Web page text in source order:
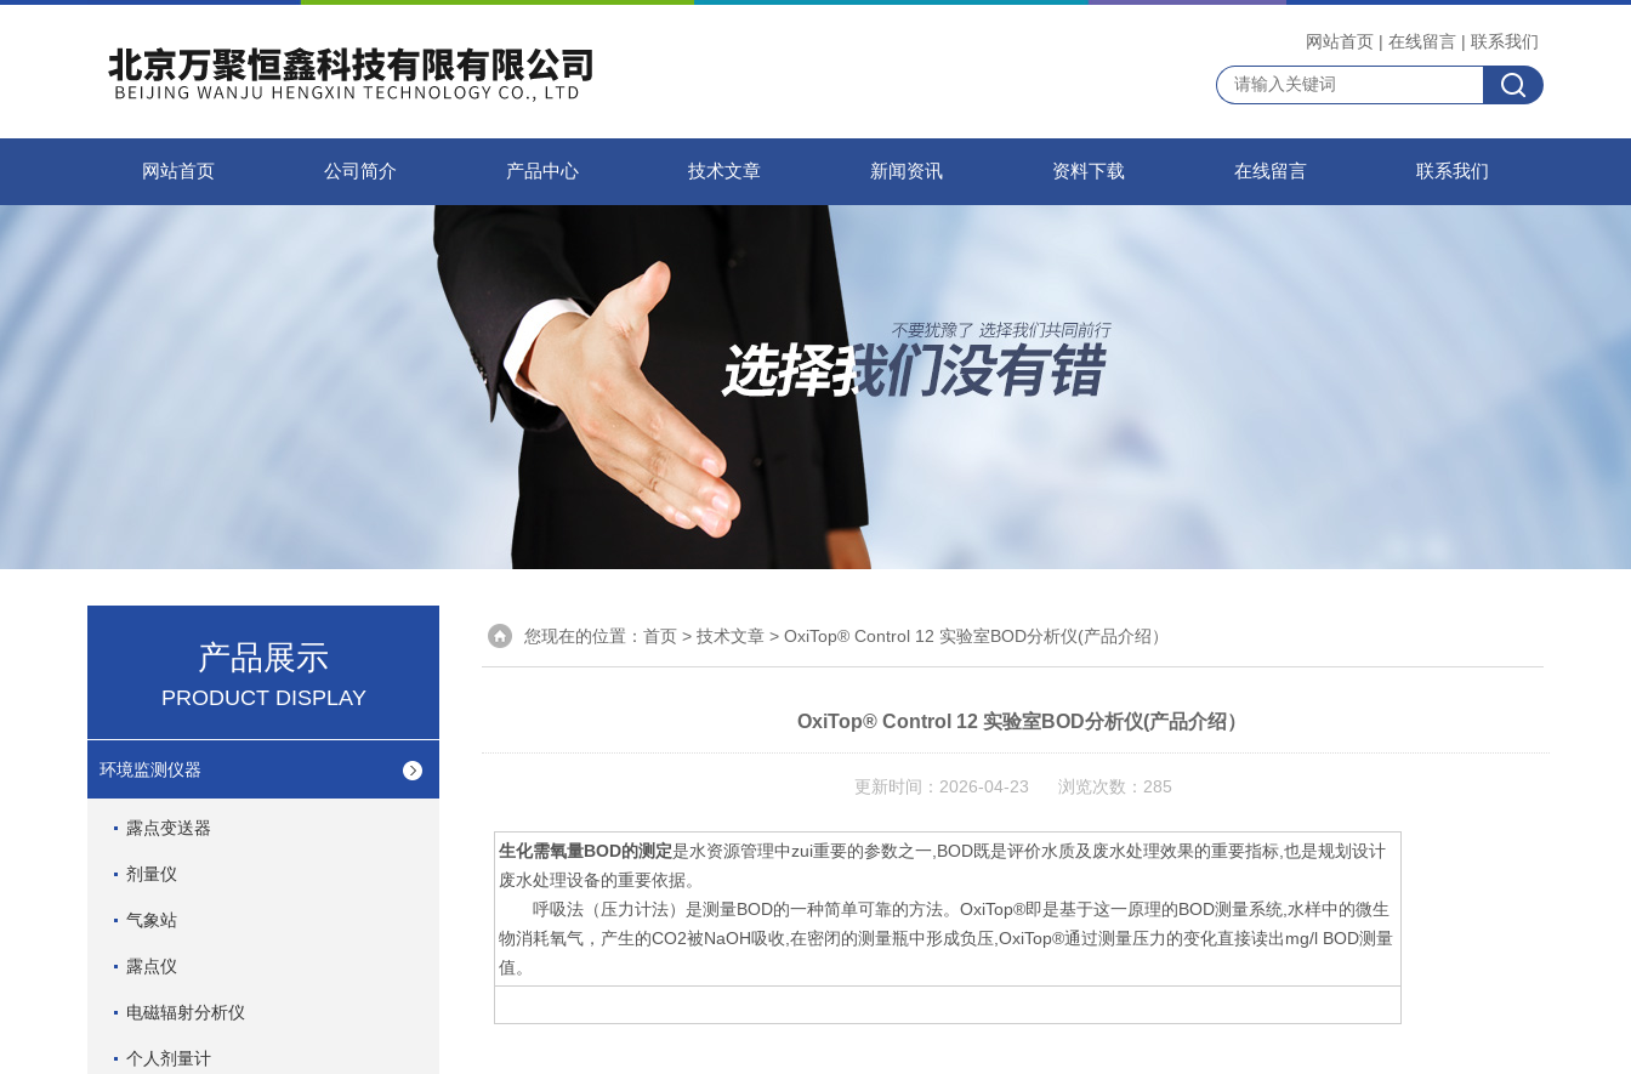
网站首页 | 在线留言 | 联系我们
网站首页 公司简介 产品中心 技术文章 新闻资讯 资料下载 在线留言 联系我们
产品展示
PRODUCT DISPLAY
环境监测仪器
露点变送器
剂量仪
气象站
露点仪
电磁辐射分析仪
个人剂量计
您现在的位置： 首页 > 技术文章 > OxiTop® Control 12 实验室BOD分析仪(产品介绍）
OxiTop® Control 12 实验室BOD分析仪(产品介绍）
更新时间：2026-04-23 浏览次数：285
生化需氧量BOD的测定是水资源管理中zui重要的参数之一,BOD既是评价水质及废水处理效果的重要指标,也是规划设计
废水处理设备的重要依据。
呼吸法（压力计法）是测量BOD的一种简单可靠的方法。OxiTop®即是基于这一原理的BOD测量系统,水样中的微生
物消耗氧气，产生的CO2被NaOH吸收,在密闭的测量瓶中形成负压,OxiTop®通过测量压力的变化直接读出mg/l BOD测量
值。